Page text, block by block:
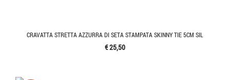
CRAVATTA STRETTA AZZURRA DI SETA STAMPATA SKINNY TIE 5CM SIL
€ 25,50